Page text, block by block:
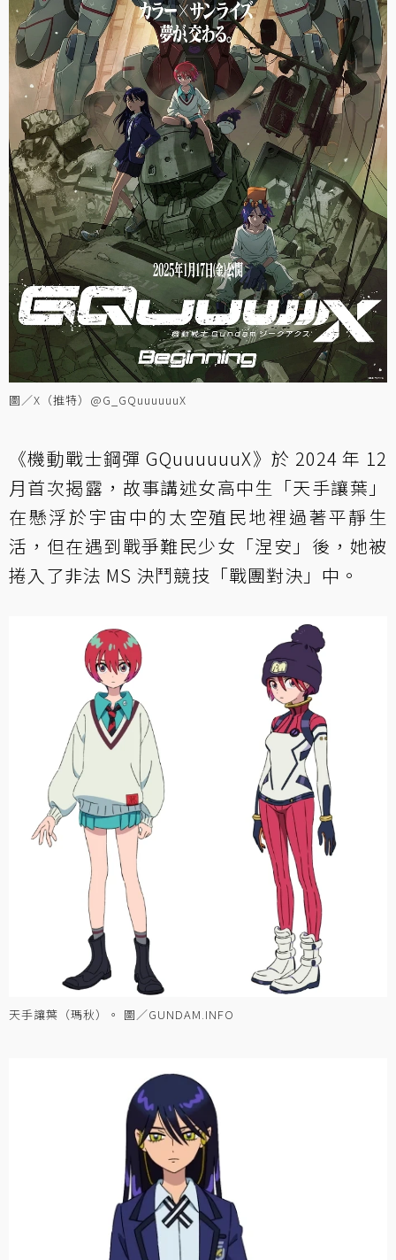
圖／X（推特）@G_GQuuuuuuX
《機動戰士鋼彈 GQuuuuuuX》於 2024 年 12
月首次揭露，故事講述女高中生「天手讓葉」
在懸浮於宇宙中的太空殖民地裡過著平靜生
活，但在遇到戰爭難民少女「涅安」後，她被
捲入了非法 MS 決鬥競技「戰團對決」中。
天手讓葉（瑪秋）。 圖／GUNDAM.INFO